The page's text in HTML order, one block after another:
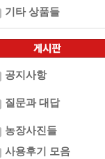
기타 상품들
공지사항
질문과 대답
농장사진들
사용후기 모음